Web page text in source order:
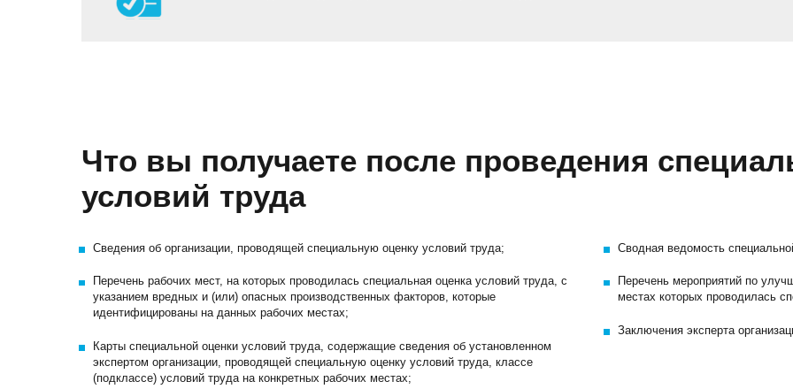
Что вы получаете после проведения
условий труда
Сведения об организации, проводящей специальную оценку условий труда;
Перечень рабочих мест, на которых проводилась специальная оценка условий труда, с
указанием вредных и (или) опасных производственных факторов, которые
идентифицированы на данных рабочих местах;
Карты специальной оценки условий труда, содержащие сведения об установленном
экспертом организации, проводящей специальную оценку условий труда, классе
(подклассе) условий труда на конкретных рабочих местах;
Сводная ведомость
Перечень мероприятий по
местах которых проводилась
Заключения эксперта